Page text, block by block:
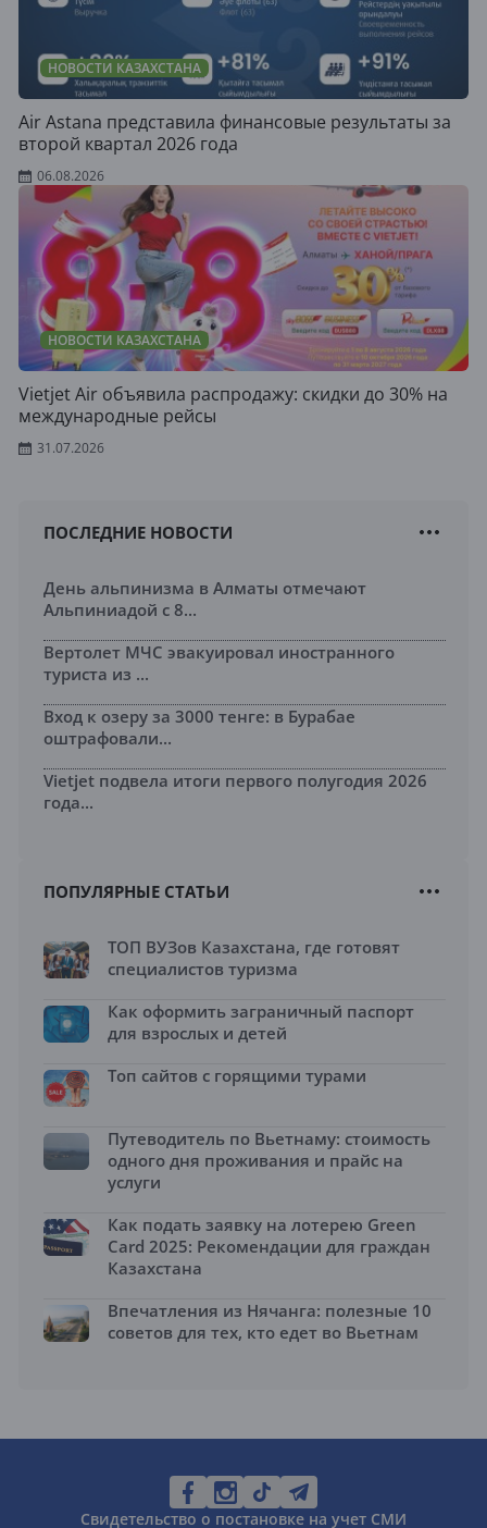
НОВОСТИ КАЗАХСТАНА
Air Astana представила финансовые результаты за
второй квартал 2026 года
06.08.2026
НОВОСТИ КАЗАХСТАНА
Vietjet Air объявила распродажу: скидки до 30% на
международные рейсы
31.07.2026
ПОСЛЕДНИЕ НОВОСТИ
День альпинизма в Алматы отмечают
Альпиниадой с 8...
Вертолет МЧС эвакуировал иностранного
туриста из ...
Вход к озеру за 3000 тенге: в Бурабае
оштрафовали...
Vietjet подвела итоги первого полугодия 2026
года...
ПОПУЛЯРНЫЕ СТАТЬИ
ТОП ВУЗов Казахстана, где готовят
специалистов туризма
Как оформить заграничный паспорт
для взрослых и детей
Топ сайтов с горящими турами
Путеводитель по Вьетнаму: стоимость
одного дня проживания и прайс на
услуги
Как подать заявку на лотерею Green
Card 2025: Рекомендации для граждан
Казахстана
Впечатления из Нячанга: полезные 10
советов для тех, кто едет во Вьетнам
Свидетельство о постановке на учет СМИ